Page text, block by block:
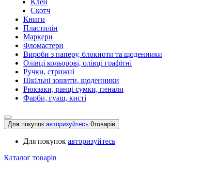
Клей
Скотч
Книги
Пластилін
Маркери
Фломастери
Вироби з паперу, блокноти та щоденники
Олівці кольорові, олівці графітні
Ручки, стрижні
Шкільні зошити, щоденники
Рюкзаки, ранці сумки, пенали
Фарби, гуаш, кисті
Для покупок авторизуйтесь 0товарів
Для покупок авторизуйтесь
Каталог товарів